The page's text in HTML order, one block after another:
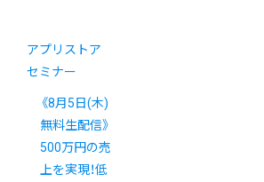
アプリストア
セミナー
《8月5日(木)
無料生配信》
500万円の売
上を実現！低